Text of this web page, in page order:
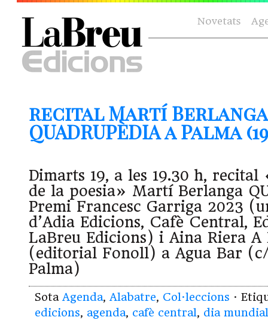
Novetats
recital Martí Berlanga
QUADRUPÈDIA a Palma
Dimarts 19, a les 19.30 h,
de la poesia» Martí Berlanga
Premi Francesc Garriga 2023
d’Adia Edicions, Cafè Central,
LaBreu Edicions) i Aina Riera A
(editorial Fonoll) a Agua Bar
Palma)
Sota Agenda, Alabatre, Col·leccions ·
edicions, agenda, cafè central, dia